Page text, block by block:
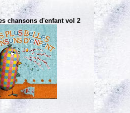
chansons d'enfant vol 2